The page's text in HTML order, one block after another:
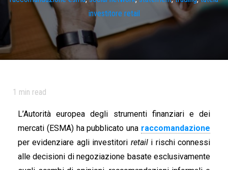
investitore retail
1 min read
L’Autorità europea degli strumenti finanziari e dei
mercati (ESMA) ha pubblicato una raccomandazione
per evidenziare agli investitori retaili rischi connessi
alle decisioni di negoziazione basate esclusivamente